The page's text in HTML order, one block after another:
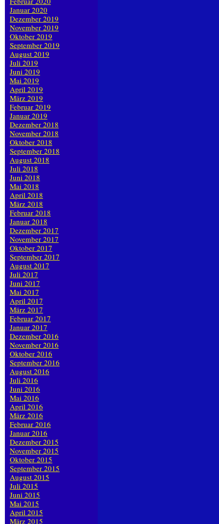
Januar 2020
Dezember 2019
November 2019
Oktober 2019
September 2019
August 2019
Juli 2019
Juni 2019
Mai 2019
April 2019
März 2019
Februar 2019
Januar 2019
Dezember 2018
November 2018
Oktober 2018
September 2018
August 2018
Juli 2018
Juni 2018
Mai 2018
April 2018
März 2018
Februar 2018
Januar 2018
Dezember 2017
November 2017
Oktober 2017
September 2017
August 2017
Juli 2017
Juni 2017
Mai 2017
April 2017
März 2017
Februar 2017
Januar 2017
Dezember 2016
November 2016
Oktober 2016
September 2016
August 2016
Juli 2016
Juni 2016
Mai 2016
April 2016
März 2016
Februar 2016
Januar 2016
Dezember 2015
November 2015
Oktober 2015
September 2015
August 2015
Juli 2015
Juni 2015
Mai 2015
April 2015
März 2015